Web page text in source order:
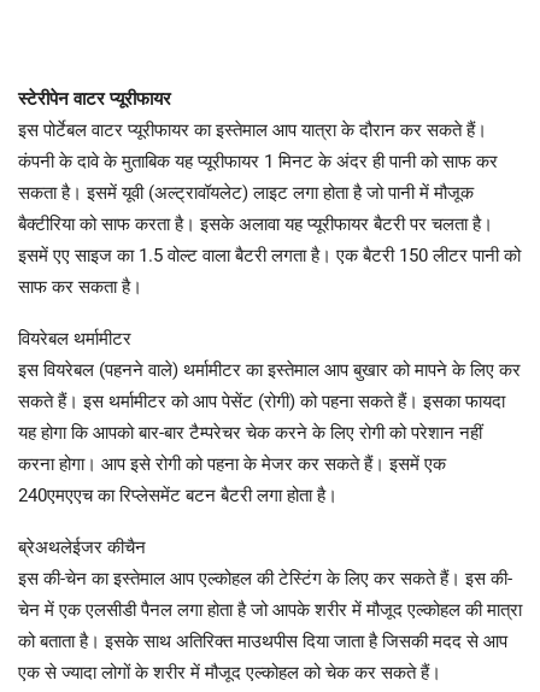
स्टेरीपेन वाटर प्यूरीफायर
इस पोर्टेबल वाटर प्यूरीफायर का इस्तेमाल आप यात्रा के दौरान कर सकते हैं।
कंपनी के दावे के मुताबिक यह प्यूरीफायर 1 मिनट के अंदर ही पानी को साफ कर
सकता है। इसमें यूवी (अल्ट्रावॉयलेट) लाइट लगा होता है जो पानी में मौजूक
बैक्टीरिया को साफ करता है। इसके अलावा यह प्यूरीफायर बैटरी पर चलता है।
इसमें एए साइज का 1.5 वोल्ट वाला बैटरी लगता है। एक बैटरी 150 लीटर पानी को
साफ कर सकता है।
वियरेबल थर्मामीटर
इस वियरेबल (पहनने वाले) थर्मामीटर का इस्तेमाल आप बुखार को मापने के लिए कर
सकते हैं। इस थर्मामीटर को आप पेसेंट (रोगी) को पहना सकते हैं। इसका फायदा
यह होगा कि आपको बार-बार टैम्परेचर चेक करने के लिए रोगी को परेशान नहीं
करना होगा। आप इसे रोगी को पहना के मेजर कर सकते हैं। इसमें एक
240एमएएच का रिप्लेसमेंट बटन बैटरी लगा होता है।
ब्रेअथलेईजर कीचैन
इस की-चेन का इस्तेमाल आप एल्कोहल की टेस्टिंग के लिए कर सकते हैं। इस की-
चेन में एक एलसीडी पैनल लगा होता है जो आपके शरीर में मौजूद एल्कोहल की मात्रा
को बताता है। इसके साथ अतिरिक्त माउथपीस दिया जाता है जिसकी मदद से आप
एक से ज्यादा लोगों के शरीर में मौजूद एल्कोहल को चेक कर सकते हैं।